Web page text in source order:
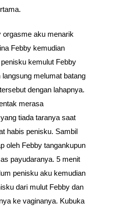
orgasme aku menarik
Febby kemudian
kemulut Febby
langsung melumat batang
dengan lahapnya.
merasa
tiada taranya saat
habis penisku. Sambil
oleh Febby tangankupun
payudaranya. 5 menit
penisku aku kemudian
dari mulut Febby dan
ke vaginanya. Kubuka